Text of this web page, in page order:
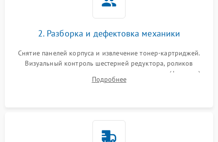
2. Разборка и дефектовка механики
Снятие панелей корпуса и извлечение тонер-картриджей.
Визуальный контроль шестерней редуктора, роликов
захвата, термопленки и прижимного вала в печи (фьюзере).
Проверка оптики сканера на загрязнения.
Подробнее